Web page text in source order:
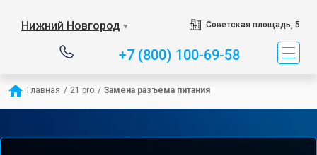
Нижний Новгород ▼ Советская площадь, 5
+7 (800) 100-69-58
Главная / 21 pro / Замена разъема питания